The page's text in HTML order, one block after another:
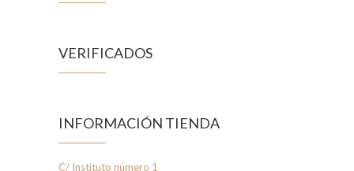
VERIFICADOS
INFORMACIÓN TIENDA
C/ Instituto número 1